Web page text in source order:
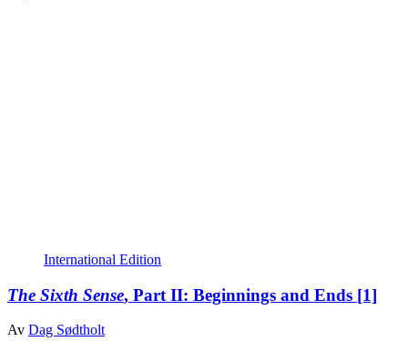
International Edition
The Sixth Sense, Part II: Beginnings and Ends [1]
Av Dag Sødtholt